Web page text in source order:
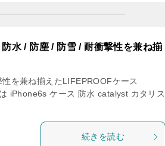
水 / 防塵 / 防雪 / 耐衝撃性を兼ね揃
を兼ね揃えたLIFEPROOFケース
iPhone6s ケース 防水 catalyst カタリス
続きを読む